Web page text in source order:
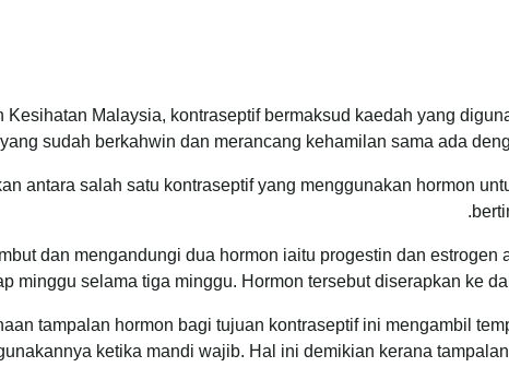
Kesihatan Malaysia, kontraseptif bermaksud kaedah yang
sudah berkahwin dan merancang kehamilan sama ada
antara salah satu kontraseptif yang menggunakan hormon
dan mengandungi dua hormon iaitu progestin dan
minggu selama tiga minggu. Hormon tersebut diserapkan ke
tampalan hormon bagi tujuan kontraseptif ini mengambil
ketika mandi wajib. Hal ini demikian kerana